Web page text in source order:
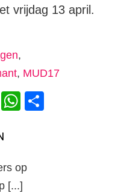
vrijdag 13 april.
,
, MUD17
LinkedIn
WhatsApp
op
[...]